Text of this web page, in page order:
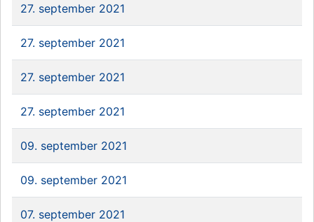
27. september 2021
27. september 2021
27. september 2021
27. september 2021
09. september 2021
09. september 2021
07. september 2021